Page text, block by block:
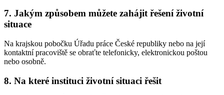
7. Jakým způsobem můžete zahájit řešení životní
situace
Na krajskou pobočku Úřadu práce České republiky nebo na její
kontaktní pracoviště se obraťte telefonicky, elektronickou poštou
nebo osobně.
8. Na které instituci životní situaci řešit